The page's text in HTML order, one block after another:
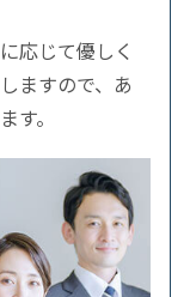
応じて優しく
ますので、あ
す。